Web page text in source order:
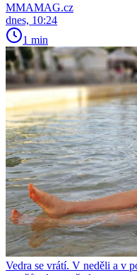
MMAMAG.cz
dnes, 10:24
1 min
Vedra se vrátí. V neděli a v